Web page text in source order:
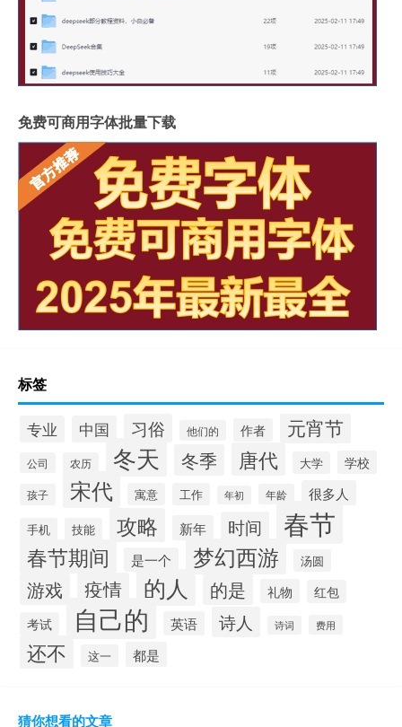
免费可商用字体批量下载
标签
专业 中国 习俗 他们的 作者 元宵节
公司 农历 冬天 冬季 唐代 大学 学校
孩子 宋代 寓意 工作 年初 年龄 很多人
手机 技能 攻略 新年 时间 春节
春节期间 是一个 梦幻西游 汤圆
游戏 疫情 的人 的是 礼物
红包
考试
自己的 英语 诗人 诗词 费用
还不 这一 都是
猜你想看的文章